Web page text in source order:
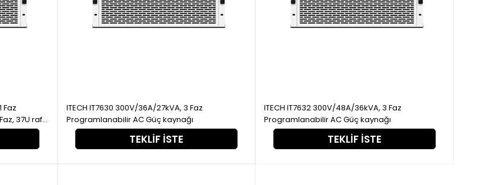
TEKLIF İSTE
ITECH IT7630 300V/36A/27kVA, 3 Faz
Programlanabilir AC Güç kaynağı
TEKLIF İSTE
ITECH IT7632 300V/48A/36kVA, 3 Faz
Programlanabilir AC Güç kaynağı